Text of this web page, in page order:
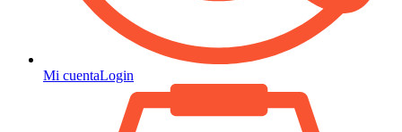
Mi cuentaLogin